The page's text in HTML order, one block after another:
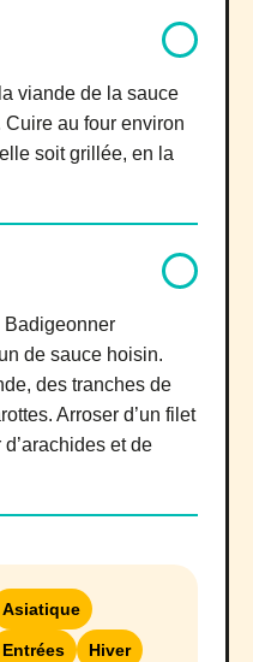
viande de la sauce
au four environ
soit grillée, en la
Badigeonner
de sauce hoisin.
des tranches de
Arroser d’un filet
et de
Asiatique
Entrées Hiver